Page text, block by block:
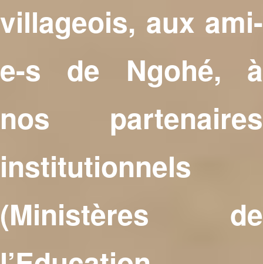
villageois, aux ami-
e-s de Ngohé, à
nos partenaires
institutionnels
(Ministères de